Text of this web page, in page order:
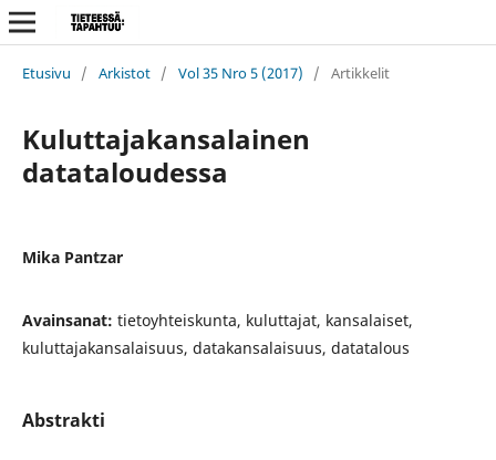
Etusivu / Arkistot / Vol 35 Nro 5 (2017) / Artikkelit
Kuluttajakansalainen
datataloudessa
Mika Pantzar
Avainsanat: tietoyhteiskunta, kuluttajat, kansalaiset,
kuluttajakansalaisuus, datakansalaisuus, datatalous
Abstrakti